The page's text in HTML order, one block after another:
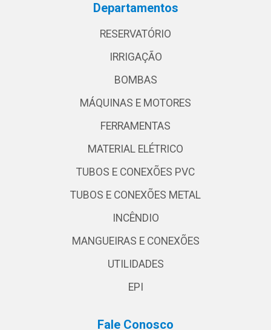
Departamentos
RESERVATÓRIO
IRRIGAÇÃO
BOMBAS
MÁQUINAS E MOTORES
FERRAMENTAS
MATERIAL ELÉTRICO
TUBOS E CONEXÕES PVC
TUBOS E CONEXÕES METAL
INCÊNDIO
MANGUEIRAS E CONEXÕES
UTILIDADES
EPI
Fale Conosco